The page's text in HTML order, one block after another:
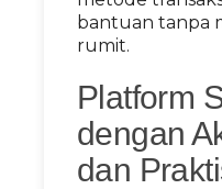
bantuan tanpa
rumit.
Platform
dengan
dan